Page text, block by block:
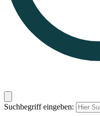
Suchbegriff eingeben: